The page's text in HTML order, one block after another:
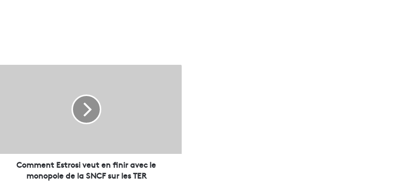
Comment Estrosi veut en finir avec le
monopole de la SNCF sur les TER